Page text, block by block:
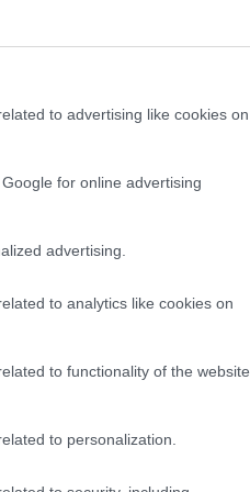
to advertising like cookies on
for online advertising
advertising.
to analytics like cookies on
to functionality of the website
to personalization.
a karcagi
témává vált Karcagon a
állapota és az azokból
és bűzösnek tartott víz miatt
a Tisza Párt helyi
megszólalt, és hatósági